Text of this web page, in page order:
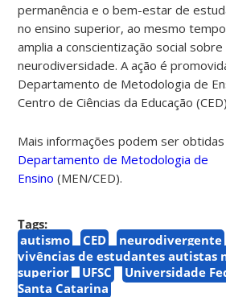
permanência e o bem-estar de
no ensino superior, ao mesmo
amplia a conscientização social sobre
neurodiversidade. A ação é
Departamento de Metodologia de
Centro de Ciências da Educação
Mais informações podem ser obtidas
Departamento de Metodologia de
Ensino (MEN/CED).
Tags:
autismo
CED neurodivergente
vivências de estudantes autistas
superior
UFSC
Universidade
Santa Catarina